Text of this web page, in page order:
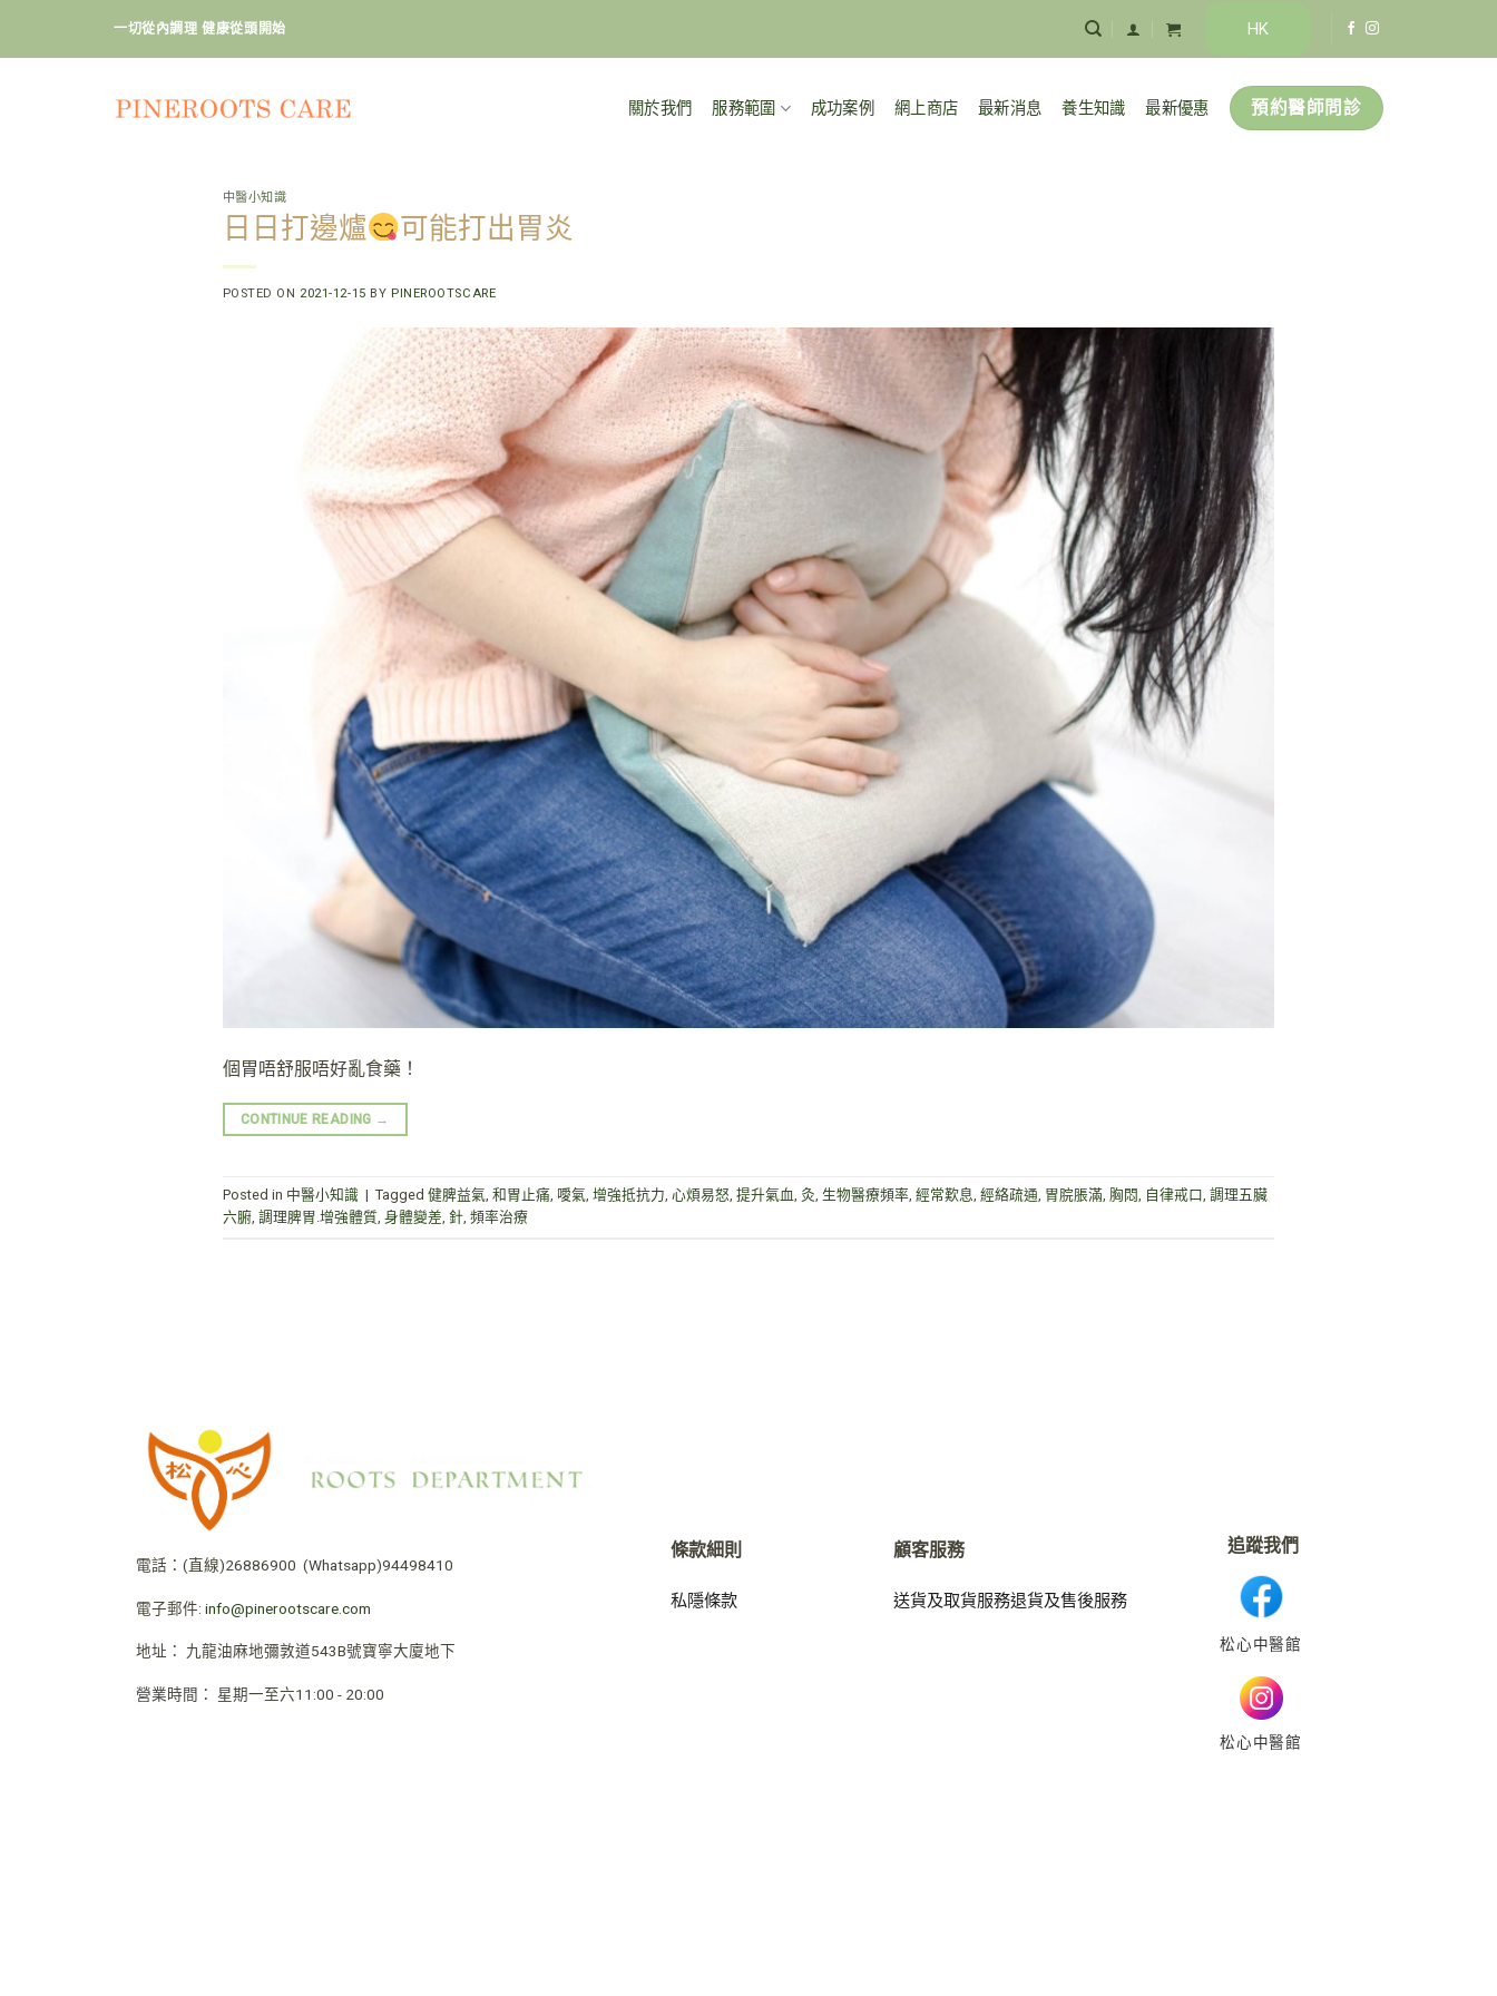
一切從內調理 健康從頭開始 HK
關於我們 服務範圍 成功案例 網上商店 最新消息 養生知識 最新優惠 預約醫師問診
中醫小知識
日日打邊爐 可能打出胃炎
POSTED ON 2021-12-15 BY PINEROOTSCARE
個胃唔舒服唔好亂食藥！
CONTINUE READING →
Posted in 中醫小知識 | Tagged 健脾益氣, 和胃止痛, 噯氣, 增強抵抗力, 心煩易怒, 提升氣血, 灸, 生物醫療頻率, 經常歎息, 經絡疏通, 胃脘脹滿, 胸悶, 自律戒口, 調理五臟
六腑, 調理脾胃.增強體質, 身體變差, 針, 頻率治療
電話： (直線)26886900 (Whatsapp)94498410
電子郵件: info@pinerootscare.com
地址： 九龍油麻地彌敦道543B號寶寧大廈地下
營業時間 ： 星期一至六11:00 - 20:00
條款細則
私隱條款
顧客服務
送貨及取貨服務退貨及售後服務
追蹤我們
松心中醫館
松心中醫館